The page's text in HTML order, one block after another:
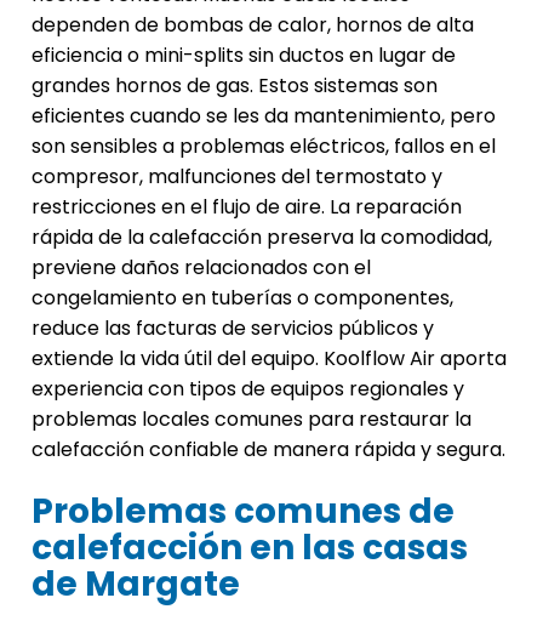
dependen de bombas de calor, hornos de alta
eficiencia o mini-splits sin ductos en lugar de
grandes hornos de gas. Estos sistemas son
eficientes cuando se les da mantenimiento, pero
son sensibles a problemas eléctricos, fallos en el
compresor, malfunciones del termostato y
restricciones en el flujo de aire. La reparación
rápida de la calefacción preserva la comodidad,
previene daños relacionados con el
congelamiento en tuberías o componentes,
reduce las facturas de servicios públicos y
extiende la vida útil del equipo. Koolflow Air aporta
experiencia con tipos de equipos regionales y
problemas locales comunes para restaurar la
calefacción confiable de manera rápida y segura.
Problemas comunes de
calefacción en las casas
de Margate